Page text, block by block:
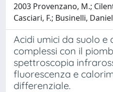
2003 Provenzano, M.;
Casciari, F.; Businelli,
Acidi umici da suolo
complessi con il
spettroscopia
fluorescenza e
differenziale.